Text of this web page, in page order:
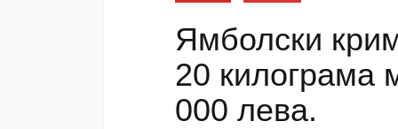
Ямболски
20 килограма
000 лева.